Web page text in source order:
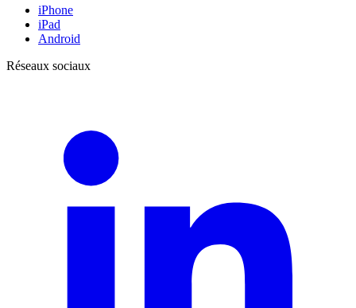
iPhone
iPad
Android
Réseaux sociaux